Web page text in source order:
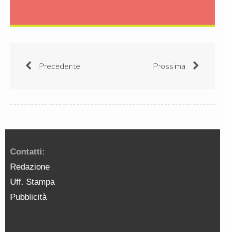
Precedente Prossima
Contatti:
Redazione
Uff. Stampa
Pubblicità